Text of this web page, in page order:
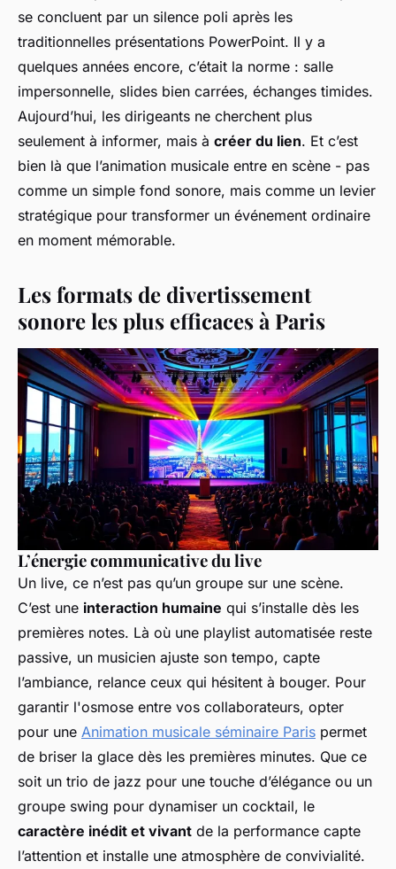
se concluent par un silence poli après les
traditionnelles présentations PowerPoint. Il y a
quelques années encore, c’était la norme : salle
impersonnelle, slides bien carrées, échanges timides.
Aujourd’hui, les dirigeants ne cherchent plus
seulement à informer, mais à créer du lien. Et c’est
bien là que l’animation musicale entre en scène - pas
comme un simple fond sonore, mais comme un levier
stratégique pour transformer un événement ordinaire
en moment mémorable.
Les formats de divertissement
sonore les plus efficaces à Paris
L’énergie communicative du live
Un live, ce n’est pas qu’un groupe sur une scène.
C’est une interaction humaine qui s’installe dès les
premières notes. Là où une playlist automatisée reste
passive, un musicien ajuste son tempo, capte
l’ambiance, relance ceux qui hésitent à bouger. Pour
garantir l'osmose entre vos collaborateurs, opter
pour une Animation musicale séminaire Paris permet
de briser la glace dès les premières minutes. Que ce
soit un trio de jazz pour une touche d’élégance ou un
groupe swing pour dynamiser un cocktail, le
caractère inédit et vivant de la performance capte
l’attention et installe une atmosphère de convivialité.